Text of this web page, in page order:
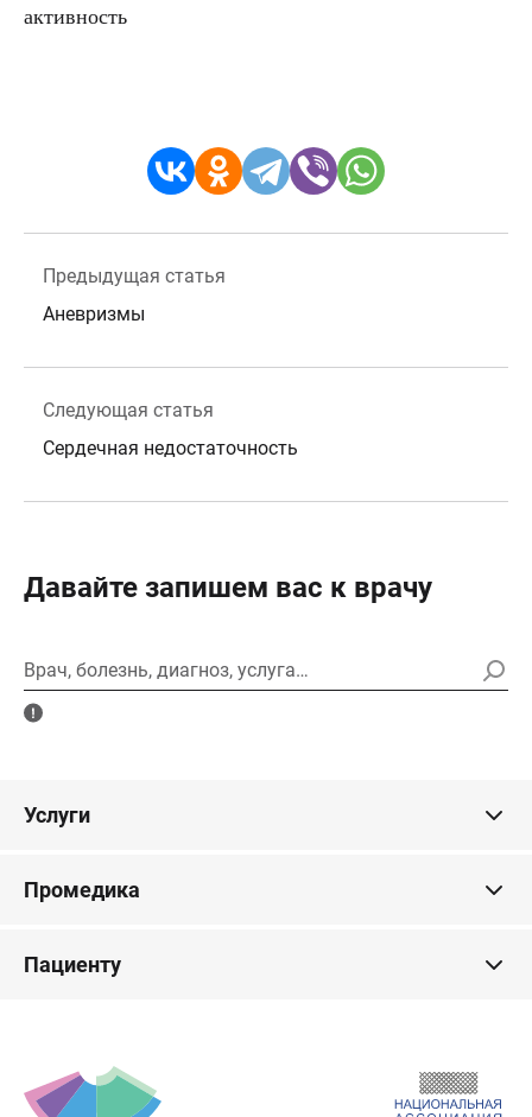
активность
Предыдущая статья
Аневризмы
Следующая статья
Сердечная недостаточность
Давайте запишем вас к врачу
Врач, болезнь, диагноз, услуга…
Услуги
Промедика
Пациенту